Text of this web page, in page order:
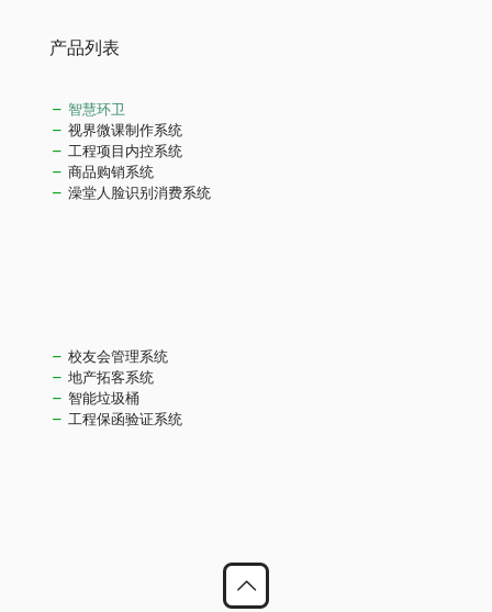
产品列表
智慧环卫
视界微课制作系统
工程项目内控系统
商品购销系统
澡堂人脸识别消费系统
校友会管理系统
地产拓客系统
智能垃圾桶
工程保函验证系统